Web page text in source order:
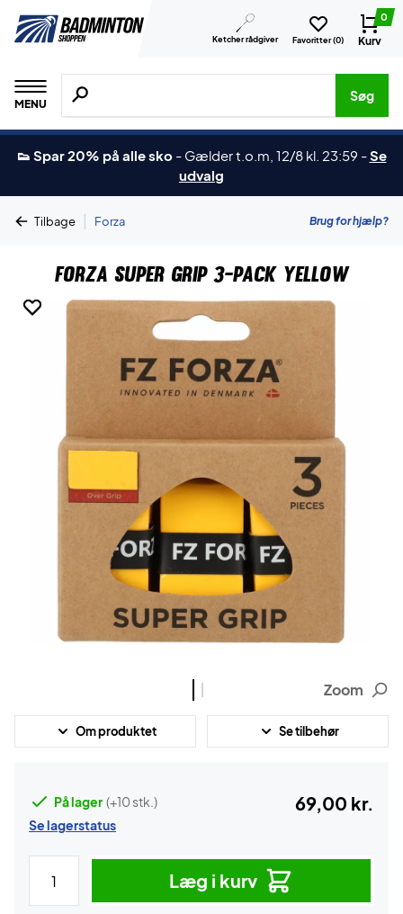
Ketcher rådgiver Favoritter (0)
0
Kurv
MENU
Søg efter produkter, mærker etc.
Søg
👟 Spar 20% på alle sko - Gælder t.o.m, 12/8 kl. 23:59 -Se
udvalg
Tilbage | Forza Brug for hjælp?
Forza Super Grip 3-Pack Yellow
Zoom
Om produktet Se tilbehør
På lager (+10 stk.)
Se lagerstatus
69,00 kr.
Læg i kurv